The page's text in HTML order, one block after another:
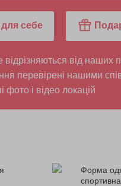
себе
відрізняються від наших
перевірені нашими
фото і відео локацій
Форма
спортивна